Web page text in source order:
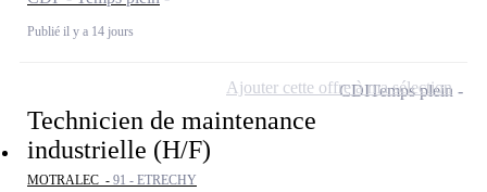
Publié il y a 14 jours
Technicien de maintenance
industrielle (H/F)
MOTRALEC - 91 - ETRECHY
CDITemps plein
Ajouter cette offre à ma sélection